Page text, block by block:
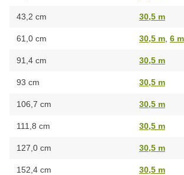
43,2 cm 30,5 m
61,0 cm 30,5 m 6 m
91,4 cm 30,5 m
93 cm 30,5 m
106,7 cm 30,5 m
111,8 cm 30,5 m
127,0 cm 30,5 m
152,4 cm 30,5 m